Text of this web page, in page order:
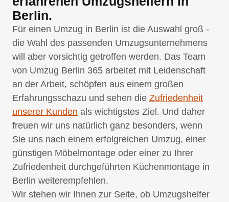
Berlin.
Für einen Umzug in Berlin ist die Auswahl groß -
die Wahl des passenden Umzugsunternehmens
will aber vorsichtig getroffen werden. Das Team
von Umzug Berlin 365 arbeitet mit Leidenschaft
an der Arbeit, schöpfen aus einem großen
Erfahrungsschazu und sehen die Zufriedenheit
unserer Kunden als wichtigstes Ziel. Und daher
freuen wir uns natürlich ganz besonders, wenn
Sie uns nach einem erfolgreichen Umzug, einer
günstigen Möbelmontage oder einer zu Ihrer
Zufriedenheit durchgeführten Küchenmontage in
Berlin weiterempfehlen.
Wir stehen wir Ihnen zur Seite, ob Umzugshelfer